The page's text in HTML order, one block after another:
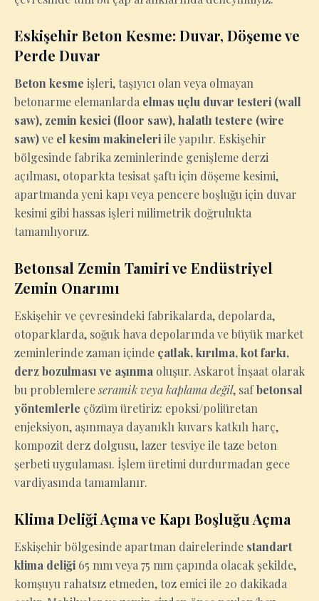
Eskişehir Beton Kesme: Duvar, Döşeme ve
Perde Duvar
Beton kesme işleri, taşıyıcı olan veya olmayan
betonarme elemanlarda elmas uçlu duvar testeri (wall
saw), zemin kesici (floor saw),halatlı testere (wire
saw)ve el kesim makineleriile yapılır. Eskişehir
bölgesinde fabrika zeminlerinde genişleme derzi
açılması, otoparkta tesisat şaftı için döşeme kesimi,
apartmanda yeni kapı veya pencere boşluğu için duvar
kesimi gibi hassas işleri milimetrik doğrulukta
tamamlıyoruz.
Betonsal Zemin Tamiri ve Endüstriyel
Zemin Onarımı
Eskişehir ve çevresindeki fabrikalarda, depolarda,
otoparklarda, soğuk hava depolarında ve büyük market
zeminlerinde zaman içinde çatlak, kırılma, kot farkı,
derz bozulması ve aşınma oluşur. Askarot İnşaat olarak
bu problemlereseramik veya kaplama değil, safbetonsal
yöntemlerle çözüm üretiriz: epoksi/poliüretan
enjeksiyon, aşınmaya dayanıklı kuvars katkılı harç,
kompozit derz dolgusu, lazer tesviye ile taze beton
şerbeti uygulaması. İşlem üretimi durdurmadan gece
vardiyasında tamamlanır.
Klima Deliği Açma ve Kapı Boşluğu Açma
Eskişehir bölgesinde apartman dairelerinde standart
klima deliği 65 mm veya 75 mm çapında olacak şekilde,
komşuyu rahatsız etmeden, toz emici ile 20 dakikada